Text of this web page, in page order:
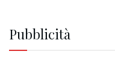
Pubblicità